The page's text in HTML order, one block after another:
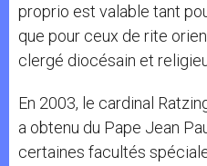
proprio est valable tant
que pour ceux de rite
clergé diocésain et
En 2003, le cardinal
a obtenu du Pape Jean
certaines facultés